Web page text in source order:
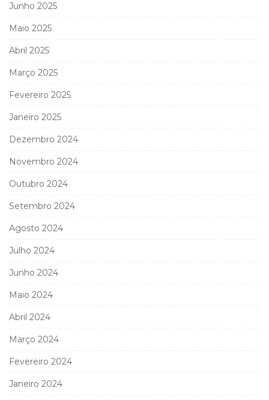
Junho 2025
Maio 2025
Abril 2025
Março 2025
Fevereiro 2025
Janeiro 2025
Dezembro 2024
Novembro 2024
Outubro 2024
Setembro 2024
Agosto 2024
Julho 2024
Junho 2024
Maio 2024
Abril 2024
Março 2024
Fevereiro 2024
Janeiro 2024